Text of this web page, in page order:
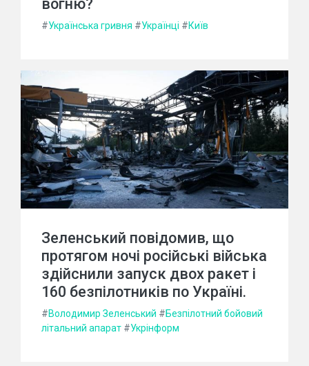
вогню?
#Українська гривня #Українці #Київ
Зеленський повідомив, що
протягом ночі російські війська
здійснили запуск двох ракет і
160 безпілотників по Україні.
#Володимир Зеленський #Безпілотний бойовий
літальний апарат #Укрінформ